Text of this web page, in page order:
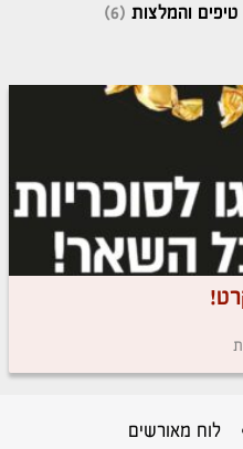
טיפים והמלצות (6)
לוח מאורשים